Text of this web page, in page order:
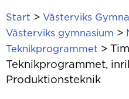
Start > Västerviks
Västerviks gymnasium >
Teknikprogrammet >
Teknikprogrammet,
Produktionsteknik